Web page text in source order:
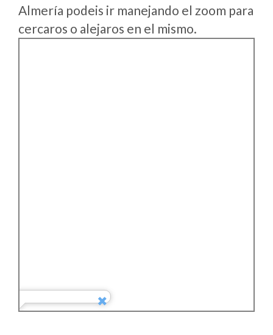
Almería podeis ir manejando el zoom para
cercaros o alejaros en el mismo.